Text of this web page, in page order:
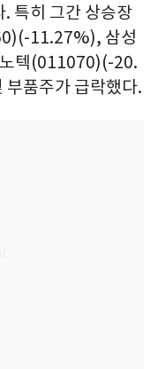
특히 그간 상승장
11.27%), 삼성
텍(011070)(-20.
품주가 급락했다.